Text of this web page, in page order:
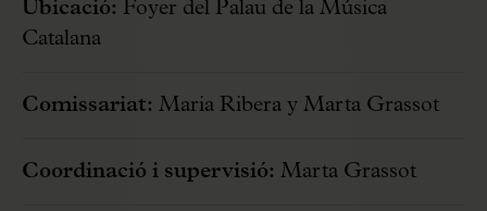
Ubicació: Foyer del Palau de la Música
Catalana
Comissariat: Maria Ribera y Marta Grassot
Coordinació i supervisió: Marta Grassot